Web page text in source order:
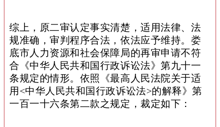
综上，原二审认定事实清楚，适用法律、法
规准确，审判程序合法，依法应予维持。娄
底市人力资源和社会保障局的再审申请不符
合《中华人民共和国行政诉讼法》第九十一
条规定的情形。依照《最高人民法院关于适
用<中华人民共和国行政诉讼法>的解释》第
一百一十六条第二款之规定，裁定如下：